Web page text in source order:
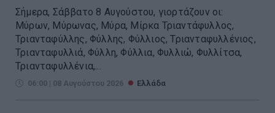
Σήμερα, Σάββατο 8 Αυγούστου, γιορτάζουν οι:
Μύρων, Μύρωνας, Μύρα, Μίρκα Τριαντάφυλλος,
Τριανταφύλλης, Φύλλης, Φύλλιος, Τριανταφυλλένιος,
Τριανταφυλλιά, Φύλλη, Φύλλια, Φυλλιώ, Φυλλίτσα,
Τριανταφυλλένια,...
06:00 | 08 Αυγούστου 2026 Ελλάδα